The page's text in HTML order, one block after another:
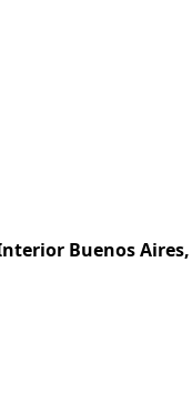
Buenos Aires,